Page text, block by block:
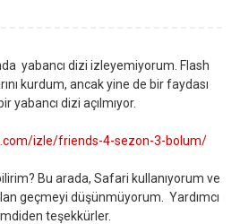
yabancı dizi izleyemiyorum. Flash
kurdum, ancak yine de bir faydası
yabancı dizi açılmıyor.
izle/friends-4-sezon-3-bolum/
Bu arada, Safari kullanıyorum ve
geçmeyi düşünmüyorum. Yardımcı
teşekkürler.